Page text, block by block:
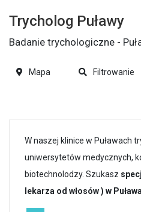
W naszej klinice w Puławach
uniwersytetów medycznych,
biotechnolodzy. Szukasz
lekarza od włosów ) w
Trycholog Puławy
Badanie trychologiczne -
Mapa Filtrowanie